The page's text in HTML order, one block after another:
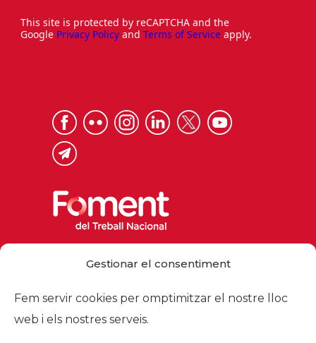
Gestionar el consentiment
Fem servir cookies per omptimitzar el nostre lloc
web i els nostres serveis.
This site is protected by reCAPTCHA and the
Google Privacy Policy and Terms of Service apply.
foment@foment.com